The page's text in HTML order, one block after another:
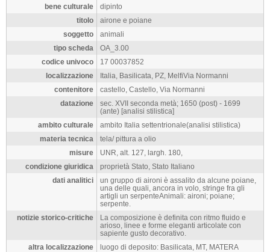
bene culturale
dipinto
titolo
airone e poiane
soggetto
animali
tipo scheda
OA_3.00
codice univoco
17 00037852
localizzazione
Italia, Basilicata, PZ, MelfiVia Normanni
contenitore
castello, Castello, Via Normanni
datazione
sec. XVII seconda metà; 1650 (post) - 1699
(ante) [analisi stilistica]
ambito culturale
ambito Italia settentrionale(analisi stilistica)
materia tecnica
tela/ pittura a olio
misure
UNR, alt. 127, largh. 180,
condizione giuridica
proprietà Stato, Stato Italiano
dati analitici
un gruppo di aironi è assalito da alcune poiane,
una delle quali, ancora in volo, stringe fra gli
artigli un serpenteAnimali: aironi; poiane;
serpente.
notizie storico-critiche
La composizione è definita con ritmo fluido e
arioso, linee e forme eleganti articolate con
sapiente gusto decorativo.
altra localizzazione
luogo di deposito: Basilicata, MT, MATERA